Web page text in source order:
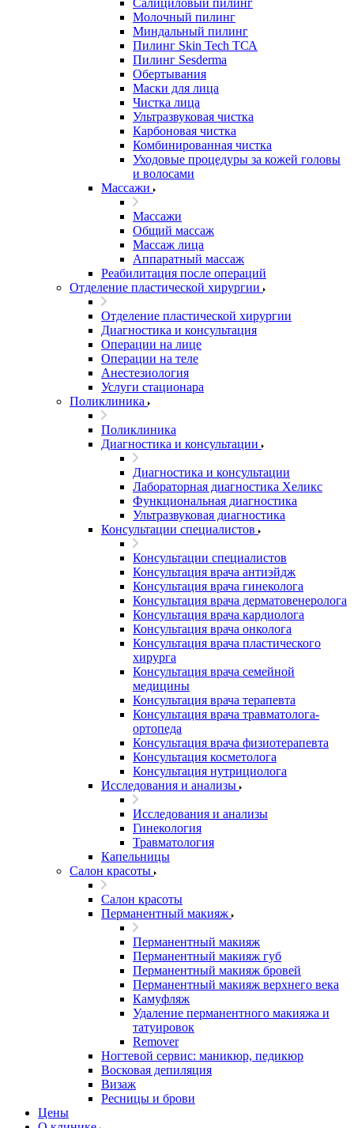
Салициловый пилинг
Молочный пилинг
Миндальный пилинг
Пилинг Skin Tech ТСА
Пилинг Sesderma
Обертывания
Маски для лица
Чистка лица
Ультразвуковая чистка
Карбоновая чистка
Комбинированная чистка
Уходовые процедуры за кожей головы
и волосами
Массажи
Массажи
Общий массаж
Массаж лица
Аппаратный массаж
Реабилитация после операций
Отделение пластической хирургии
Отделение пластической хирургии
Диагностика и консультация
Операции на лице
Операции на теле
Анестезиология
Услуги стационара
Поликлиника
Поликлиника
Диагностика и консультации
Диагностика и консультации
Лабораторная диагностика Хеликс
Функциональная диагностика
Ультразвуковая диагностика
Консультации специалистов
Консультации специалистов
Консультация врача антиэйдж
Консультация врача гинеколога
Консультация врача дерматовенеролога
Консультация врача кардиолога
Консультация врача онколога
Консультация врача пластического
хирурга
Консультация врача семейной
медицины
Консультация врача терапевта
Консультация врача травматолога-
ортопеда
Консультация врача физиотерапевта
Консультация косметолога
Консультация нутрициолога
Исследования и анализы
Исследования и анализы
Гинекология
Травматология
Капельницы
Салон красоты
Салон красоты
Перманентный макияж
Перманентный макияж
Перманентный макияж губ
Перманентный макияж бровей
Перманентный макияж верхнего века
Камуфляж
Удаление перманентного макияжа и
татуировок
Remover
Ногтевой сервис: маникюр, педикюр
Восковая депиляция
Визаж
Ресницы и брови
Цены